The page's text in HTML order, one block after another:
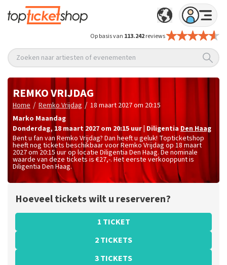
Op basis van 113.242reviews
Zoeken naar artiesten of evenementen
REMKO VRIJDAG
Home / Remko Vrijdag / 18 maart 2027 om 20:15
Marko Maandag
donderdag, 18 maart 2027 om 20:15 uur Diligentia Den Haag
Bent u fan van Remko Vrijdag? Dan heeft u geluk! Topticketshop
heeft nog tickets beschikbaar voor Remko Vrijdag op 18 maart
2027 om 20:15 uur op locatie Diligentia Den Haag. De nominale
waarde van deze tickets is €27,-. Het eerste verkooppunt is
Diligentia Den Haag.
Hoeveel tickets wilt u reserveren?
1 TICKET
2 TICKETS
3 TICKETS